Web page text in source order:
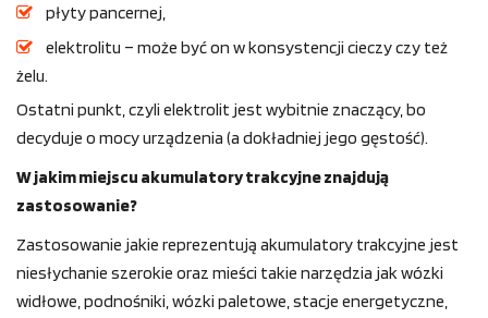
płyty pancernej,
elektrolitu – może być on w konsystencji cieczy czy też
żelu.
Ostatni punkt, czyli elektrolit jest wybitnie znaczący, bo
decyduje o mocy urządzenia (a dokładniej jego gęstość).
W jakim miejscu akumulatory trakcyjne znajdują
zastosowanie?
Zastosowanie jakie reprezentują akumulatory trakcyjne jest
niesłychanie szerokie oraz mieści takie narzędzia jak wózki
widłowe, podnośniki, wózki paletowe, stacje energetyczne,